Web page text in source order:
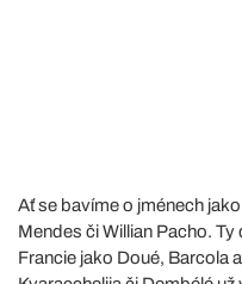
Ať se bavíme o jménech
Mendes či Willian Pacho.
Francie jako Doué, Barcola